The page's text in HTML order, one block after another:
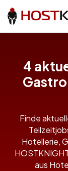
4
Finde
Hotellerie,
aus